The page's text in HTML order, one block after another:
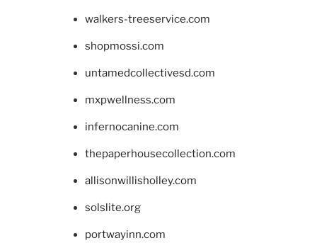
walkers-treeservice.com
shopmossi.com
untamedcollectivesd.com
mxpwellness.com
infernocanine.com
thepaperhousecollection.com
allisonwillisholley.com
solslite.org
portwayinn.com